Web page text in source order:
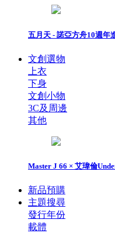
五月天 - 諾亞方舟10週年
文創選物
上衣
下身
文創小物
3C及周邊
其他
Master J 66 × 艾瑋倫
新品預購
主題搜尋
發行年份
載體